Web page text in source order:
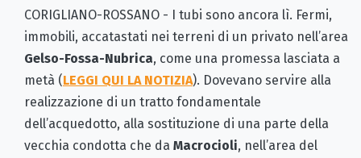
CORIGLIANO-ROSSANO - I tubi sono ancora lì. Fermi,
immobili, accatastati nei terreni di un privato nell’area
Gelso-Fossa-Nubrica, come una promessa lasciata a
metà (LEGGI QUI LA NOTIZIA). Dovevano servire alla
realizzazione di un tratto fondamentale
dell’acquedotto, alla sostituzione di una parte della
vecchia condotta che da Macrocioli, nell’area del